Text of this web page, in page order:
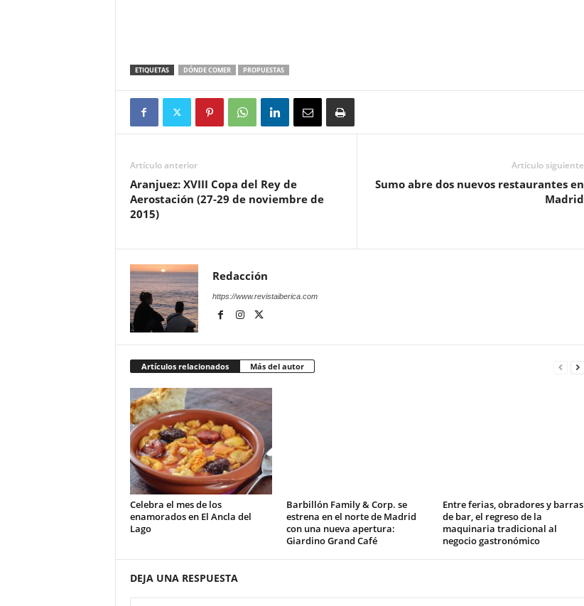
ETIQUETAS DÓNDE COMER PROPUESTAS
Artículo anterior
Aranjuez: XVIII Copa del Rey de
Aerostación (27-29 de noviembre de
2015)
Artículo siguiente
Sumo abre dos nuevos restaurantes en
Madrid
Redacción
https://www.revistaiberica.com
Artículos relacionados Más del autor
Celebra el mes de los
enamorados en El Ancla del
Lago
Barbillón Family & Corp. se
estrena en el norte de Madrid
con una nueva apertura:
Giardino Grand Café
Entre ferias, obradores y barras
de bar, el regreso de la
maquinaria tradicional al
negocio gastronómico
DEJA UNA RESPUESTA